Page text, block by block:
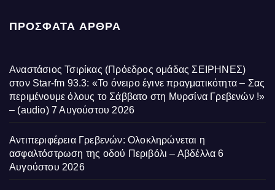
ΠΡΌΣΦΑΤΑ ΆΡΘΡΑ
Αναστάσιος Τσιρίκας (Πρόεδρος ομάδας ΣΕΙΡΗΝΕΣ)
στον Star-fm 93.3: «Το όνειρο έγινε πραγματικότητα – Σας
περιμένουμε όλους το Σάββατο στη Μυρσίνα Γρεβενών !»
– (audio) 7 Αυγούστου 2026
Αντιπεριφέρεια Γρεβενών: Ολοκληρώνεται η
ασφαλτόστρωση της οδού Περιβόλι – Αβδέλλα 6
Αυγούστου 2026